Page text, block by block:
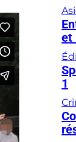
et
1